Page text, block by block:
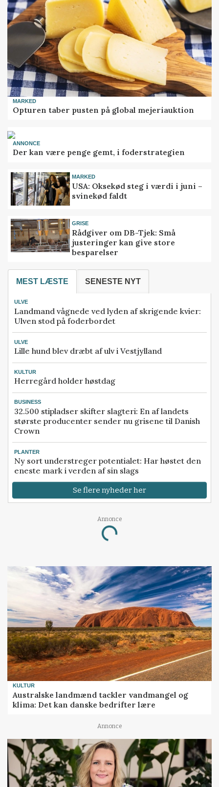
MARKED
Opturen taber pusten på global mejeriauktion
ANNONCE
Der kan være penge gemt, i foderstrategien
MARKED
USA: Oksekød steg i værdi i juni –
svinekød faldt
GRISE
Rådgiver om DB-Tjek: Små
justeringer kan give store
besparelser
MEST LÆSTE SENESTE NYT
ULVE
Landmand vågnede ved lyden af skrigende kvier:
Ulven stod på foderbordet
ULVE
Lille hund blev dræbt af ulv i Vestjylland
KULTUR
Herregård holder høstdag
BUSINESS
32.500 stipladser skifter slagteri: En af landets
største producenter sender nu grisene til Danish
Crown
PLANTER
Ny sort understreger potentialet: Har høstet den
eneste mark i verden af sin slags
Se flere nyheder her
Annonce
Loading...
KULTUR
Australske landmænd tackler vandmangel og
klima: Det kan danske bedrifter lære
Annonce